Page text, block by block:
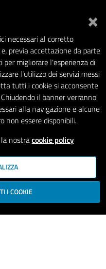
×
necessari al corretto
previa accettazione da parte
migliorare l'esperienza di
l'utilizzo dei servizi messi
tutti i cookie si acconsente
il banner verranno
alla navigazione e alcune
non essere disponibili.
nostracookie policy
I COOKIE